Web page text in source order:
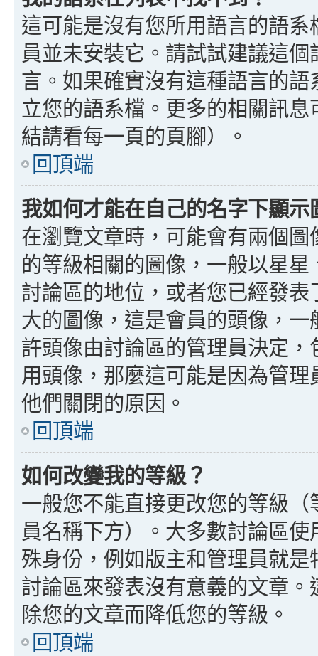
這可能是沒有您所用語言的語
員並未安裝它。請試試建議這
言。如果確實沒有這種語言的
立您的語系檔。更多的相關訊
結請看每一頁的頁腳）。
回頂端
我如何才能在自己的名字下顯示
在瀏覽文章時，可能會有兩個
的等級相關的圖像，一般以星
討論區的地位，或者您已經發
大的圖像，這是會員的頭像，
許頭像由討論區的管理員決定
用頭像，那麼這可能是因為管
他們關閉的原因。
回頂端
如何改變我的等級？
一般您不能直接更改您的等級
員名稱下方）。大多數討論區
殊身份，例如版主和管理員就
討論區來發表沒有意義的文章
除您的文章而降低您的等級。
回頂端